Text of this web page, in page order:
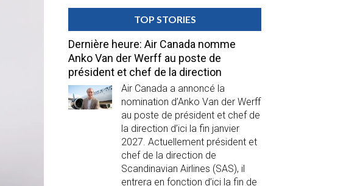
TOP STORIES
Dernière heure: Air Canada nomme
Anko Van der Werff au poste de
président et chef de la direction
Air Canada a annoncé la
nomination d’Anko Van der Werff
au poste de président et chef de
la direction d’ici la fin janvier
2027. Actuellement président et
chef de la direction de
Scandinavian Airlines (SAS), il
entrera en fonction d’ici la fin de